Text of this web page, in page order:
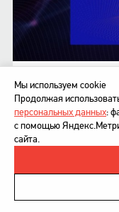
Политика в отношении
Напишите нам
Мы используем cookie
Продолжая
персональных данных:
с помощью
сайта.